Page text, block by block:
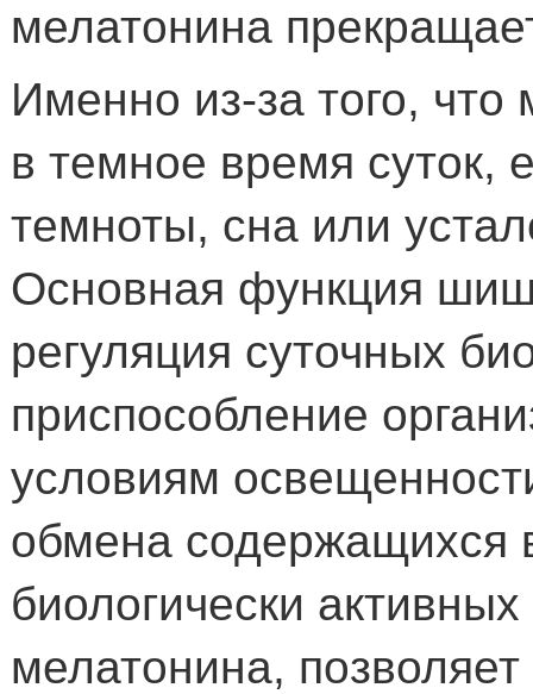
мелатонина
Именно из-за того,
в темное время суток,
темноты, сна или
Основная функция
регуляция суточных
приспособление
условиям
обмена содержащихся
биологически
мелатонина, позволяет